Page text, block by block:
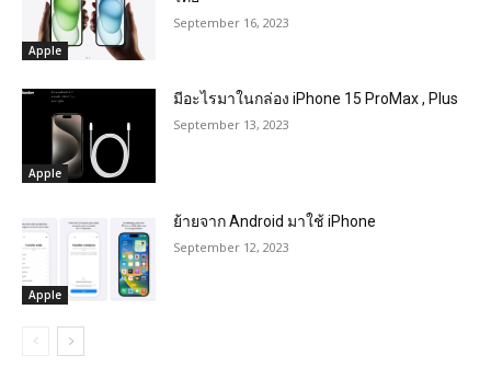
Apple
September 16, 2023
Apple
มีอะไรมาในกล่อง iPhone 15 ProMax , Plus
September 13, 2023
Apple
ย้ายจาก Android มาใช้ iPhone
September 12, 2023